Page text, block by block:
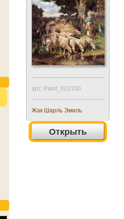
арт. Paint_022100
Жак Шарль Эмиль
Открыть